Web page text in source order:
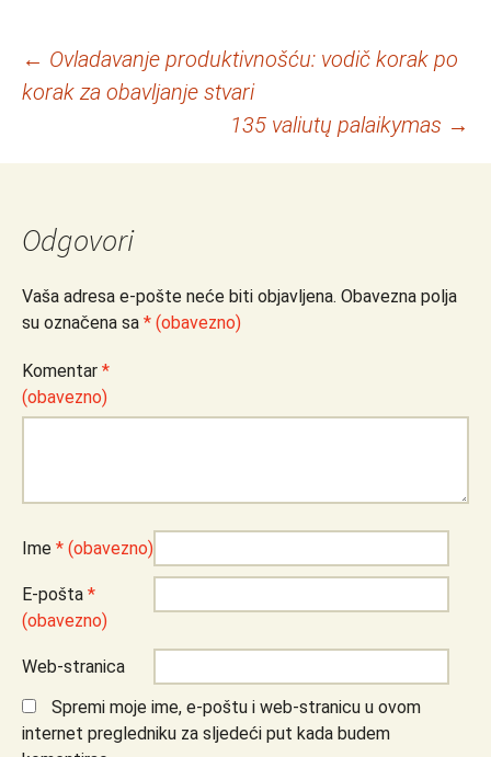
Navigacija
objava
← Ovladavanje produktivnošću: vodič korak po
korak za obavljanje stvari
135 valiutų palaikymas →
Odgovori
Vaša adresa e-pošte neće biti objavljena. Obavezna polja
su označena sa * (obavezno)
Komentar *
(obavezno)
Ime * (obavezno)
E-pošta *
(obavezno)
Web-stranica
Spremi moje ime, e-poštu i web-stranicu u ovom
internet pregledniku za sljedeći put kada budem